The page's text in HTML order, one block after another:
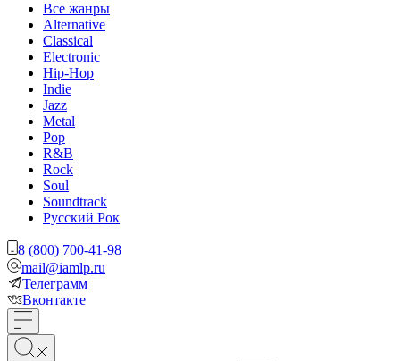
Все жанры
Alternative
Classical
Electronic
Hip-Hop
Indie
Jazz
Metal
Pop
R&B
Rock
Soul
Soundtrack
Русский Рок
8 (800) 700-41-98
mail@iamlp.ru
Телеграмм
Вконтакте